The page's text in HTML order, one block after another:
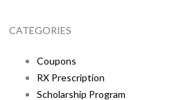
CATEGORIES
Coupons
RX Prescription
Scholarship Program